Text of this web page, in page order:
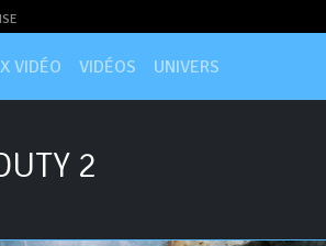
VIDÉO VIDÉOS UNIVERS
2